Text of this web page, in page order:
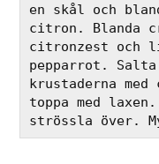
en skål och
citron. Blanda
citronzest
pepparrot.
krustaderna
toppa med
strössla över.